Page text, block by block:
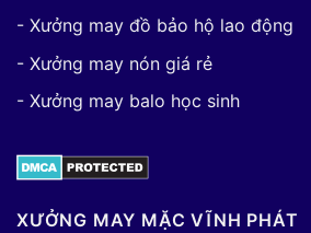
- Xưởng may đồ bảo hộ lao động
- Xưởng may nón giá rẻ
- Xưởng may balo học sinh
XƯỞNG MAY MẶC VĨNH PHÁT